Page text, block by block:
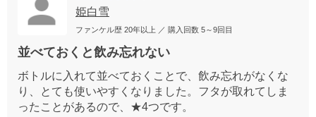
姫白雪
ファンケル歴 20年以上 ／ 購入回数 5～9回目
並べておくと飲み忘れない
ボトルに入れて並べておくことで、飲み忘れがなくな
り、とても使いやすくなりました。フタが取れてしま
ったことがあるので、★4つです。